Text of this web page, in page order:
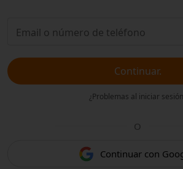
Continuar.
¿Problemas al iniciar
O
Continuar con